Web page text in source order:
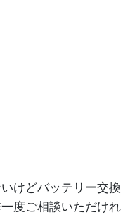
けどバッテリー交換
度ご相談いただけれ